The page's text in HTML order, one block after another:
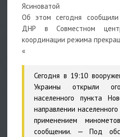
Ясиноватой
Об этом сегодня сообщили
ДНР в Совместном
координации режима
«
Сегодня в 19:10
Украины открыли
населенного пункта
направлении
применением
сообщении. — Под